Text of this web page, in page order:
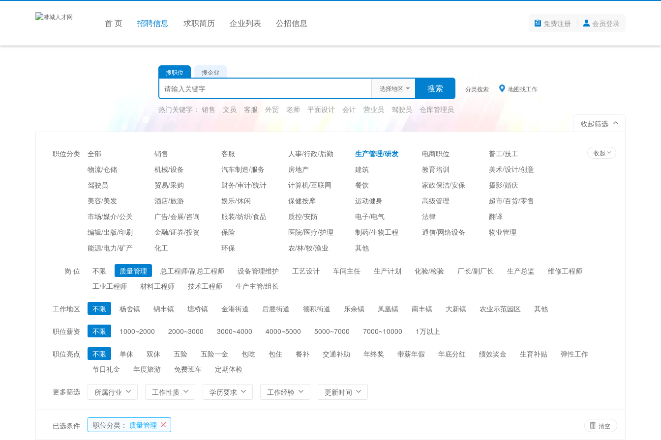
首 页 招聘信息 求职简历 企业列表 公招信息 免费注册 会员登录
搜职位
搜企业
选择地区
分类搜索 地图找工作
热门关键字： 销售 文员 客服 外贸 老师 平面设计 会计 营业员 驾驶员
仓库管理员
收起筛选
职位分类 全部 销售 客服 人事/行政/后勤 生产管理/研发 电商职位
普工/技工
物流/仓储
机械/设备 汽车制造/服务 房地产 建筑 教育培训
美术/设计/创意
驾驶员
贸易/采购 财务/审计/统计 计算机/互联网 餐饮 家政保洁/安保
摄影/婚庆
美容/美发
酒店/旅游 娱乐/休闲 保健按摩 运动健身 高级管理
超市/百货/零售
市场/媒介/公关
广告/会展/咨询 服装/纺织/食品 质控/安防 电子/电气 法律
翻译
编辑/出版/印刷
金融/证券/投资 保险 医院/医疗/护理 制药/生物工程 通信/网络设备
物业管理
能源/电力/矿产
化工 环保 农/林/牧/渔业 其他
收起
岗 位 不限 质量管理 总工程师/副总工程师 设备管理维护 工艺设计 车间主任 生产计划 化验/检验 厂长/副厂长 生产总监
维修工程师
工业工程师
材料工程师 技术工程师 生产主管/组长
工作地区 不限 杨舍镇 锦丰镇 塘桥镇 金港街道 后塍街道 德积街道 乐余镇 凤凰镇 南丰镇 大新镇 农业示范园区 其他
职位薪资 不限 1000~2000 2000~3000 3000~4000 4000~5000 5000~7000 7000~10000 1万以上
职位亮点 不限 单休 双休 五险 五险一金 包吃 包住 餐补 交通补助 年终奖 带薪年假 年底分红 绩效奖金 生育补贴
弹性工作
节日礼金
年度旅游 免费班车 定期体检
更多筛选 所属行业 工作性质 学历要求 工作经验 更新时间
已选条件 职位分类： 质量管理 清空